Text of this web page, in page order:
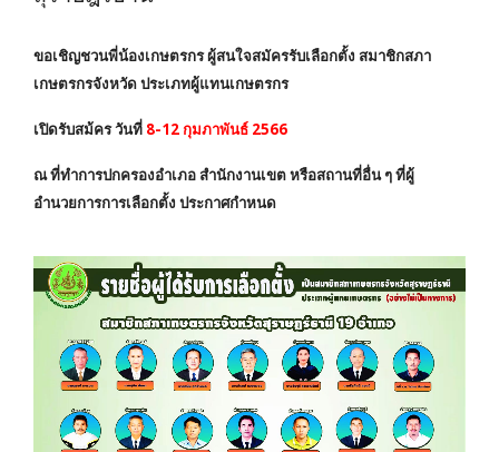
ขอเชิญชวนพี่น้องเกษตรกร ผู้สนใจสมัครรับเลือกตั้ง สมาชิกสภา
เกษตรกรจังหวัด ประเภทผู้แทนเกษตรกร
เปิดรับสม้คร วันที่ 8-12 กุมภาพันธ์ 2566
ณ ที่ทำการปกครองอำเภอ สำนักงานเขต หรือสถานที่อื่น ๆ ที่ผู้
อำนวยการการเลือกตั้ง ประกาศกำหนด